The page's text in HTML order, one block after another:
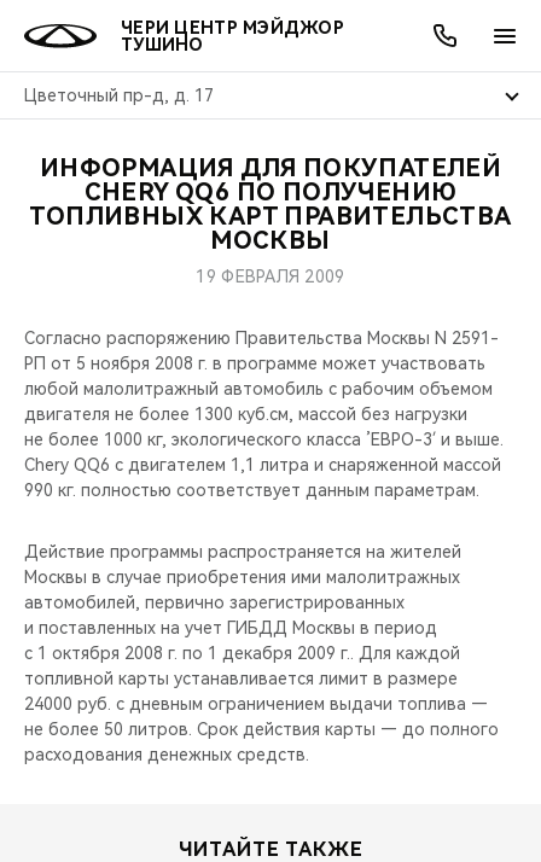
ЧЕРИ ЦЕНТР МЭЙДЖОР
ТУШИНО
Цветочный пр-д, д. 17
МОДЕЛИ
СЕДАНЫ
НОВИНКИ
ПОКУПАТЕЛЯМ
ВЛАДЕЛЬЦАМ
ПОДДЕРЖКА
CHERY CONNECT
МИР CHERY
CHERY В СОЦСЕТЯХ
ЛЮДИ CHERY
БЛАГОТВОРИТЕЛЬНОСТЬ
CHERY REMOTE
CHERY И СПОРТ
НАШИ МЕРОПРИЯТИЯ
ВИДЕООБЗОРЫ
АКЦИИ
ОНЛАЙН СЕРВИСЫ
О КОМПАНИИ
ИНФОРМАЦИЯ ДЛЯ ПОКУПАТЕЛЕЙ
CHERY QQ6 ПО ПОЛУЧЕНИЮ
ТОПЛИВНЫХ КАРТ ПРАВИТЕЛЬСТВА
МОСКВЫ
19 ФЕВРАЛЯ 2009
Согласно распоряжению Правительства Москвы N 2591-
РП от 5 ноября 2008 г. в программе может участвовать
любой малолитражный автомобиль с рабочим объемом
двигателя не более 1300 куб.см, массой без нагрузки
не более 1000 кг, экологического класса ’ЕВРО-3′ и выше.
Chery QQ6 с двигателем 1,1 литра и снаряженной массой
990 кг. полностью соответствует данным параметрам.
Действие программы распространяется на жителей
Москвы в случае приобретения ими малолитражных
автомобилей, первично зарегистрированных
и поставленных на учет ГИБДД Москвы в период
с 1 октября 2008 г. по 1 декабря 2009 г.. Для каждой
топливной карты устанавливается лимит в размере
24000 руб. с дневным ограничением выдачи топлива —
не более 50 литров. Срок действия карты — до полного
расходования денежных средств.
ЧИТАЙТЕ ТАКЖЕ